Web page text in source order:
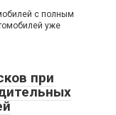
с полным
уже
при